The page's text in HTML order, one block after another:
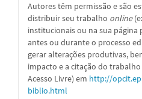
Autores têm permissão e são
distribuir seu trabalho online
institucionais ou na sua
antes ou durante o processo
gerar alterações produtivas,
impacto e a citação do
Acesso Livre) em http://
biblio.html